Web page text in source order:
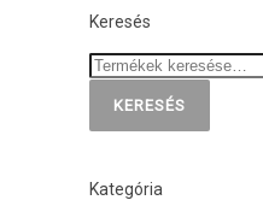
Keresés
KERESÉS
Kategória